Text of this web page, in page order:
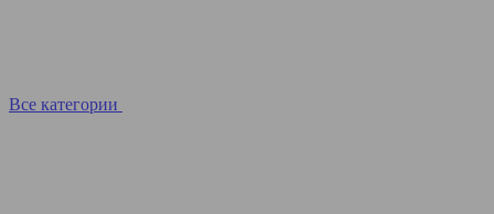
Все категории